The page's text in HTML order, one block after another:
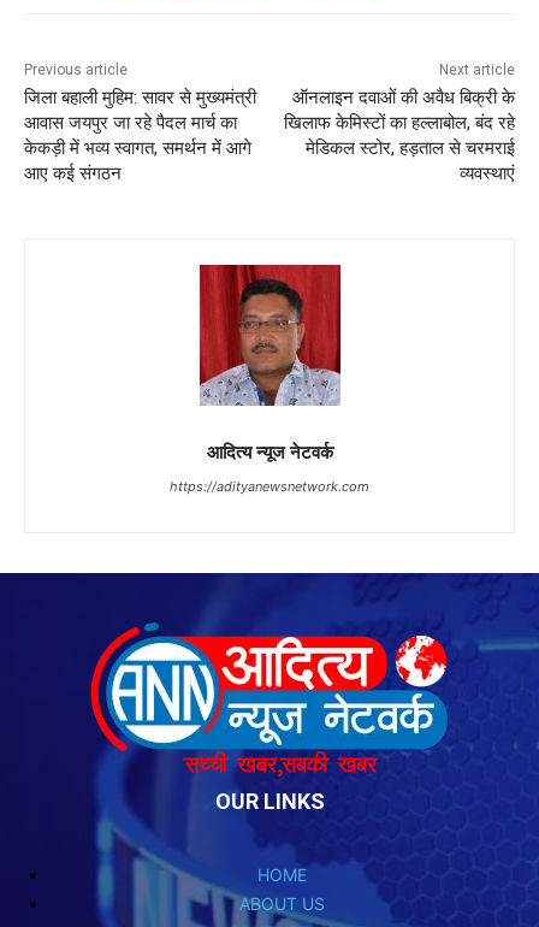
OUR LINKS
HOME
ABOUT US